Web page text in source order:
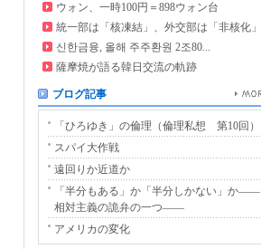
ウォン、一時100円＝898ウォン台
統一部は「核凍結」、外交部は「非核化」
신한금융, 올해 주주환원 2조80...
薩摩焼が語る韓日交流の軌跡
ブログ記事
「ひろゆき」の倫理（倫理私想 第10回）
スパイ大作戦
遠回りか近道か
「半分もある」か「半分しかない」か――
相対主義の詭弁の一つ――
アメリカの変化